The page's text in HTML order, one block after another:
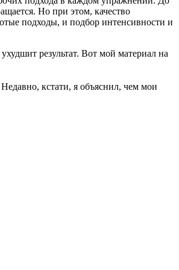
Но при этом, качество
подходы, и подбор интенсивности и
результат. Вот мой материал на
Недавно, кстати, я объяснил, чем мои